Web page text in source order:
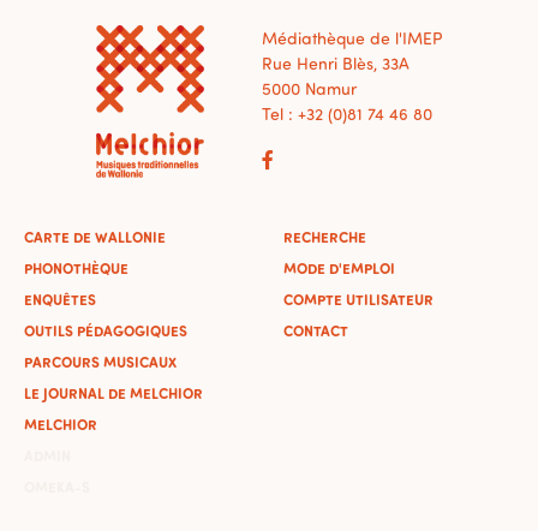
Médiathèque de l'IMEP
Rue Henri Blès, 33A
5000 Namur
Tel : +32 (0)81 74 46 80
CARTE DE WALLONIE
PHONOTHÈQUE
ENQUÊTES
OUTILS PÉDAGOGIQUES
PARCOURS MUSICAUX
LE JOURNAL DE MELCHIOR
MELCHIOR
RECHERCHE
MODE D'EMPLOI
COMPTE UTILISATEUR
CONTACT